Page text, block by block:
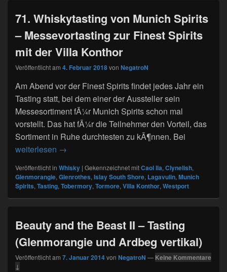
71. Whiskytasting von Munich Spirits
– Messevortasting zur Finest Spirits
mit der Villa Konthor
Veröffentlicht am 4. Februar 2018von NegatroN
Am Abend vor der Finest Spirits findet jedes Jahr ein
Tasting statt, bei dem einer der Aussteller sein
Messesortiment fÃ¼r Munich Spirits schon mal
vorstellt. Das hat fÃ¼r die Teilnehmer den Vorteil, das
Sortiment in Ruhe durchtesten zu kÃ¶nnen. Bei
weiterlesen 71. Whiskytasting von Munich Spirits –
→
Veröffentlicht in Whisky | Gekennzeichnet mitCaol Ila, Clynelish,
Glenmorangie, Glenrothes, Islay South Shore, Lagavulin, Munich
Spirits, Tasting, Tobermory, Tormore, Villa Konthor, Westport
Beauty and the Beast II – Tasting
(Glenmorangie und Ardbeg vertikal)
Veröffentlicht am 7. Januar 2014von NegatroN — Keine Kommentare
↓